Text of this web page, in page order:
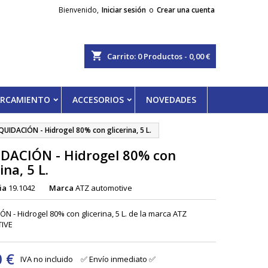
Bienvenido, Iniciar sesión o Crear una cuenta
shopping_cart Carrito: 0Productos - 0,00 €
ACCESORIOS NOVEDADES
- Hidrogel 80% con glicerina, 5 L.
- Hidrogel 80% con
5 L.
19.1042 Marca ATZ automotive
- Hidrogel 80% con glicerina, 5 L. de la marca ATZ
€ IVA no incluido ✅ Envío inmediato ✅